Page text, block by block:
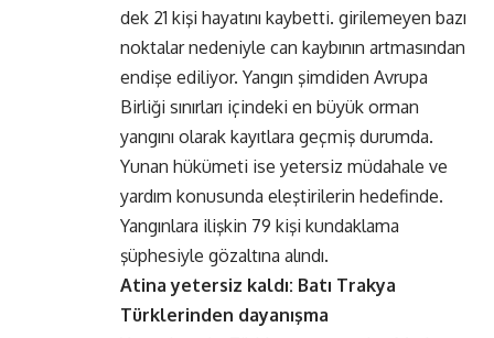
dek 21 kişi hayatını kaybetti. girilemeyen bazı
noktalar nedeniyle can kaybının artmasından
endişe ediliyor. Yangın şimdiden Avrupa
Birliği sınırları içindeki en büyük orman
yangını olarak kayıtlara geçmiş durumda.
Yunan hükümeti ise yetersiz müdahale ve
yardım konusunda eleştirilerin hedefinde.
Yangınlara ilişkin 79 kişi kundaklama
şüphesiyle gözaltına alındı.
Atina yetersiz kaldı: Batı Trakya
Türklerinden dayanışma